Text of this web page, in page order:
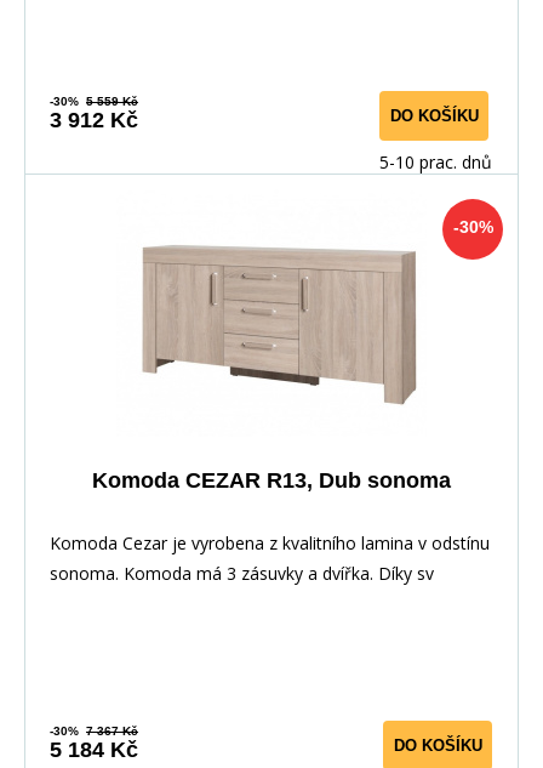
-30% 5 559 Kč
3 912 Kč DO KOŠÍKU
5-10 prac. dnů
-30%
Komoda CEZAR R13, Dub sonoma
Komoda Cezar je vyrobena z kvalitního lamina v odstínu
sonoma. Komoda má 3 zásuvky a dvířka. Díky sv
-30% 7 367 Kč
5 184 Kč DO KOŠÍKU